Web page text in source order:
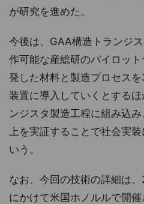
が研究を進めた。
今後は、GAA構造トランジ
作可能な産総研のパイロッ
発した材料と製造プロセス
装置に導入していくとする
ンジスタ製造工程に組み込
上を実証することで社会実
いう。
なお、今回の技術の詳細は
にかけて米国ホノルルで開催